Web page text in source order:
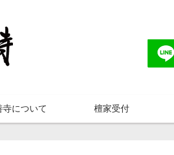
寺について 檀家受付